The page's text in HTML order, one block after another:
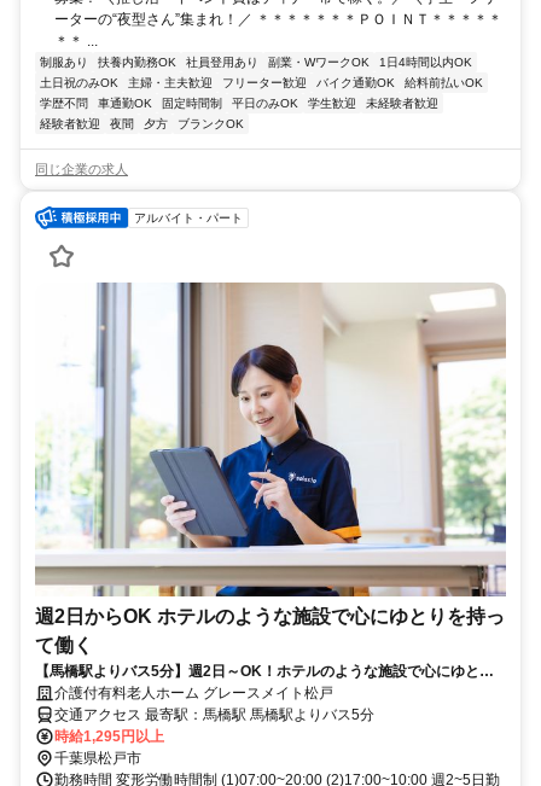
ーターの“夜型さん”集まれ！／ ＊＊＊＊＊＊＊ＰＯＩＮＴ＊＊＊＊＊
＊＊ ...
制服あり 扶養内勤務OK 社員登用あり 副業・WワークOK
1日4時間以内OK
土日祝のみOK
主婦・主夫歓迎 フリーター歓迎 バイク通勤OK
給料前払いOK
学歴不問
車通勤OK 固定時間制 平日のみOK 学生歓迎
未経験者歓迎
経験者歓迎
夜間 夕方 ブランクOK
同じ企業の求人
アルバイト・パート
週2日からOK ホテルのような施設で心にゆとりを持っ
て働く
【馬橋駅よりバス5分】週2日～OK！ホテルのような施設で心にゆとり
を持って働く◎
介護付有料老人ホーム グレースメイト松戸
交通アクセス 最寄駅：馬橋駅 馬橋駅よりバス5分
時給1,295円以上
千葉県松戸市
勤務時間 変形労働時間制 (1)07:00~20:00 (2)17:00~10:00 週2~5日勤